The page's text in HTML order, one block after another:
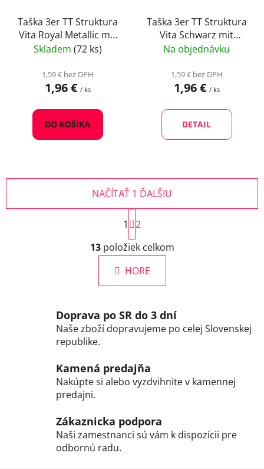
Taška 3er TT Struktura
Vita Royal Metallic mit
Fenster
Skladem (72 ks)
1,59 € bez DPH
1,96 € / ks
DO KOŠÍKA
Taška 3er TT Struktura
Vita Schwarz mit
Fenster
Na objednávku
1,59 € bez DPH
1,96 € / ks
DETAIL
O
v
l
á
d
c
i
r
v
v
ý
NAČÍTAŤ 1 ĎALŠIU
S
t
r
á
n
k
n
i
e
1
2
13položiek celkom
HORE
Doprava po SR do 3 dní
Naše zboží dopravujeme po celej Slovenskej
republike.
Kamená predajňa
Nakúpte si alebo vyzdvihnite v kamennej
predajni.
Zákaznicka podpora
Naši zamestnanci sú vám k dispozícii pre
odbornú radu.